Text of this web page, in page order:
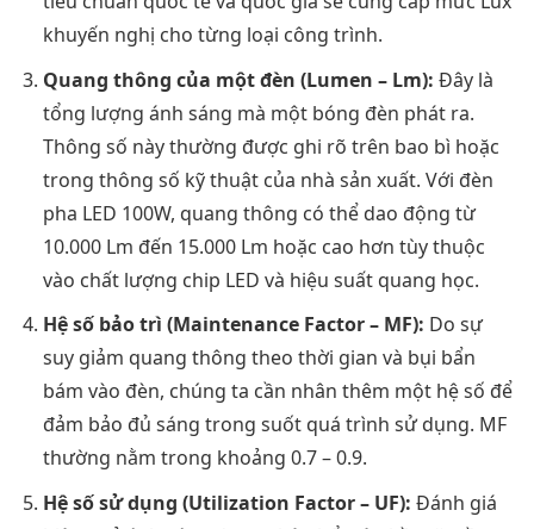
khuyến nghị cho từng loại công trình.
Quang thông của một đèn (Lumen – Lm): Đây là
tổng lượng ánh sáng mà một bóng đèn phát ra.
Thông số này thường được ghi rõ trên bao bì hoặc
trong thông số kỹ thuật của nhà sản xuất. Với đèn
pha LED 100W, quang thông có thể dao động từ
10.000 Lm đến 15.000 Lm hoặc cao hơn tùy thuộc
vào chất lượng chip LED và hiệu suất quang học.
Hệ số bảo trì (Maintenance Factor – MF): Do sự
suy giảm quang thông theo thời gian và bụi bẩn
bám vào đèn, chúng ta cần nhân thêm một hệ số để
đảm bảo đủ sáng trong suốt quá trình sử dụng. MF
thường nằm trong khoảng 0.7 – 0.9.
Hệ số sử dụng (Utilization Factor – UF): Đánh giá